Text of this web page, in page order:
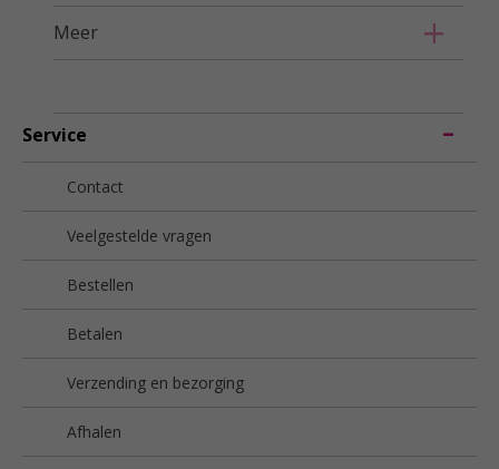
Meer
Service
Contact
Veelgestelde vragen
Bestellen
Betalen
Verzending en bezorging
Afhalen